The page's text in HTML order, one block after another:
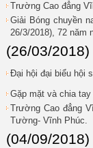
Trường Cao đẳng
Giải Bóng chuyền
26/3/2018), 72 năm
(26/03/2018)
Đại hội đại biểu hội
Gặp mặt và chia
Trường Cao đẳng
Tường- Vĩnh Phúc.
(04/09/2018)